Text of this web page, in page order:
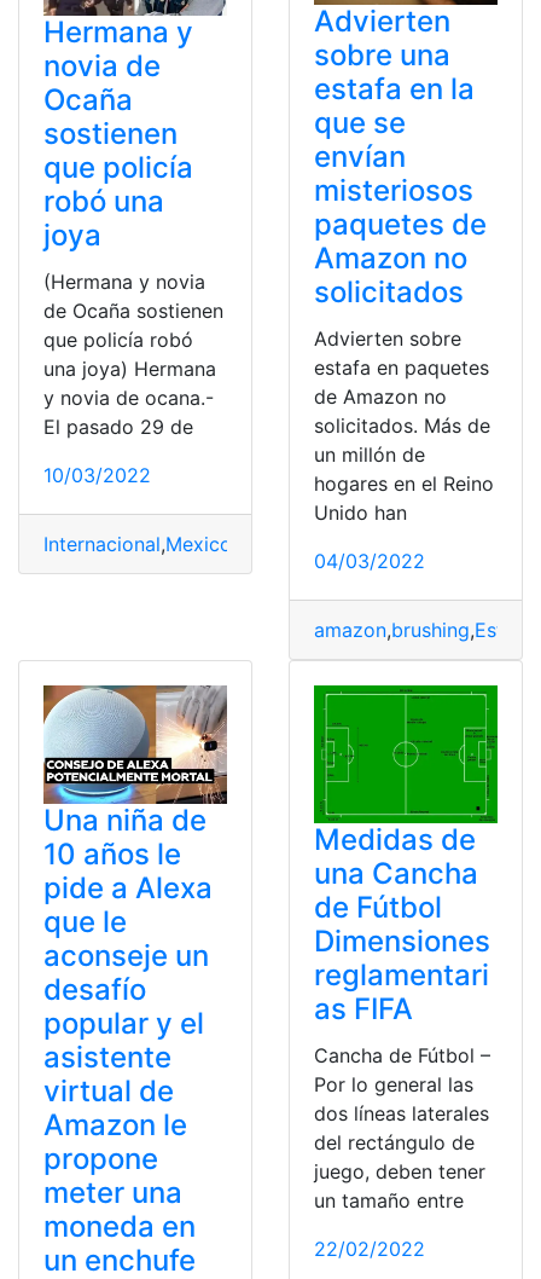
Hermana y
novia de
Ocaña
sostienen
que policía
robó una
joya
(Hermana y novia
de Ocaña sostienen
que policía robó
una joya) Hermana
y novia de ocana.-
El pasado 29 de
10/03/2022
Internacional,Mexico
Advierten
sobre una
estafa en la
que se
envían
misteriosos
paquetes de
Amazon no
solicitados
Advierten sobre
estafa en paquetes
de Amazon no
solicitados. Más de
un millón de
hogares en el Reino
Unido han
04/03/2022
amazon,brushing,Estafa
Una niña de
10 años le
pide a Alexa
que le
aconseje un
desafío
popular y el
asistente
virtual de
Amazon le
propone
meter una
moneda en
un enchufe
Medidas de
una Cancha
de Fútbol
Dimensiones
reglamentari
as FIFA
Cancha de Fútbol –
Por lo general las
dos líneas laterales
del rectángulo de
juego, deben tener
un tamaño entre
22/02/2022